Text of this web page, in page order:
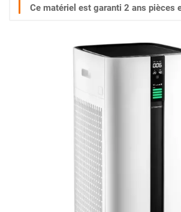
Ce matériel est garanti 2 ans pièces